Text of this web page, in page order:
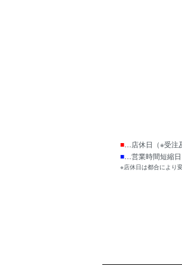
■…店休日（※受注
■…営業時間短縮日
※店休日は都合により